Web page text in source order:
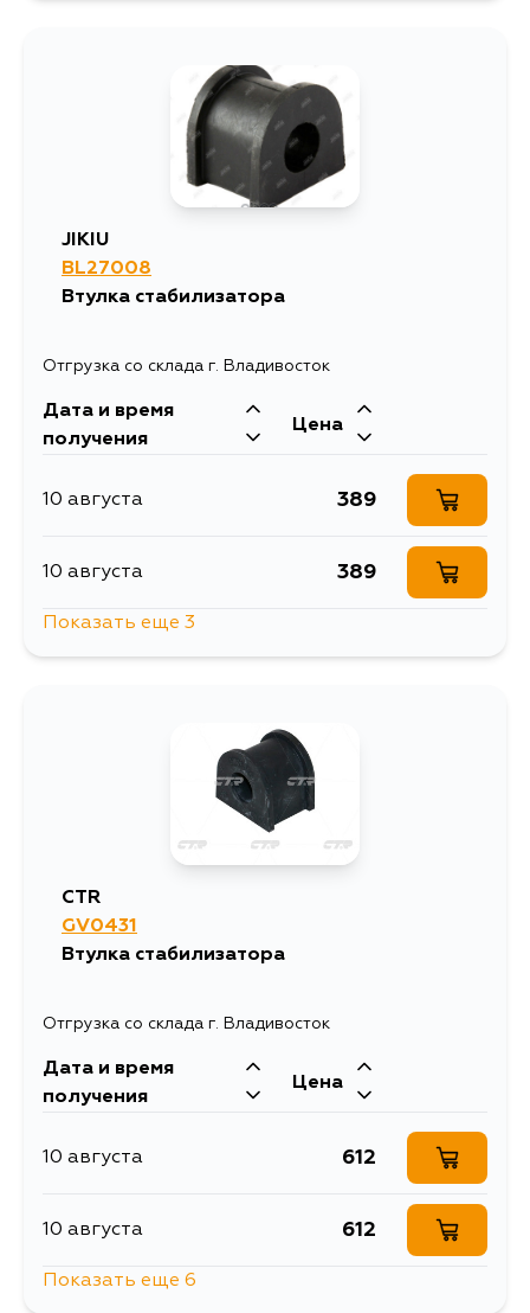
JIKIU
BL27008
Втулка стабилизатора
Отгрузка со склада г. Владивосток
Дата и время
получения
Цена
10 августа 389
10 августа 389
Показать еще 3
CTR
GV0431
Втулка стабилизатора
Отгрузка со склада г. Владивосток
Дата и время
получения
Цена
10 августа 612
10 августа 612
Показать еще 6